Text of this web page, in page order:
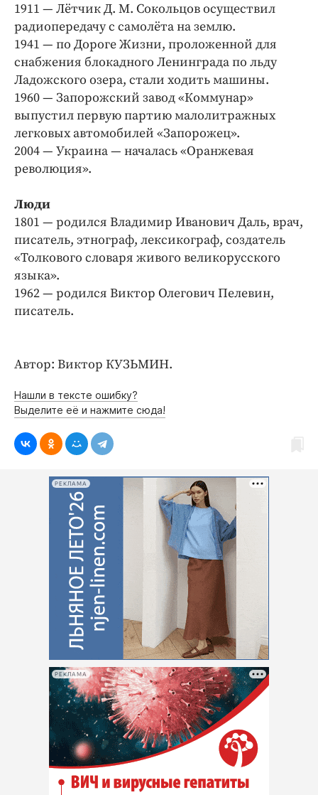
1911 — Лётчик Д. М. Сокольцов осуществил
радиопередачу с самолёта на землю.
1941 — по Дороге Жизни, проложенной для
снабжения блокадного Ленинграда по льду
Ладожского озера, стали ходить машины.
1960 — Запорожский завод «Коммунар»
выпустил первую партию малолитражных
легковых автомобилей «Запорожец».
2004 — Украина — началась «Оранжевая
революция».
Люди
1801 — родился Владимир Иванович Даль, врач,
писатель, этнограф, лексикограф, создатель
«Толкового словаря живого великорусского
языка».
1962 — родился Виктор Олегович Пелевин,
писатель.
Автор: Виктор КУЗЬМИН.
Нашли в тексте ошибку?
Выделите её и нажмите сюда!
РЕКЛАМА
РЕКЛАМА